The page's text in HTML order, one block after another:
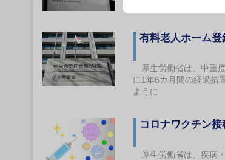
有料老人ホーム
厚生労働省は、中重
に1年6カ月間の経過措
ように...
コロナワクチン
厚生労働省は、疾病